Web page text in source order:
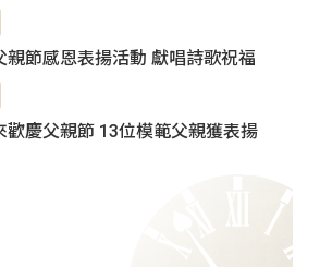
親節感恩表揚活動 獻唱詩歌祝福
歡慶父親節 13位模範父親獲表揚